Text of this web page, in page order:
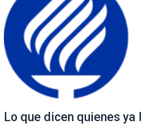
Lo que dicen quienes